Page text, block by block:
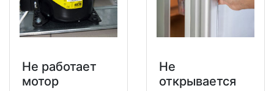
Не работает
мотор
Не
открывается